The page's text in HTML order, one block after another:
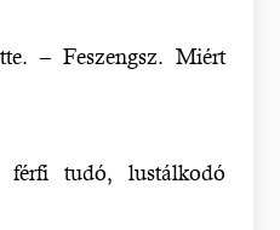
– Feszengsz. Miért
tudó, lustálkodó